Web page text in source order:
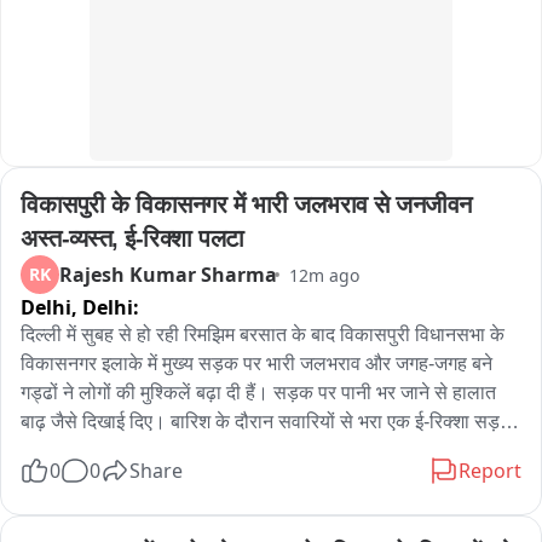
विकासपुरी के विकासनगर में भारी जलभराव से जनजीवन
अस्त-व्यस्त, ई-रिक्शा पलटा
RK Rajesh Kumar Sharma 12m ago
Delhi, Delhi:
दिल्ली में सुबह से हो रही रिमझिम बरसात के बाद विकासपुरी विधानसभा के
विकासनगर इलाके में मुख्य सड़क पर भारी जलभराव और जगह-जगह बने
गड्ढों ने लोगों की मुश्किलें बढ़ा दी हैं। सड़क पर पानी भर जाने से हालात
बाढ़ जैसे दिखाई दिए। बारिश के दौरान सवारियों से भरा एक ई-रिक्शा सड़क
को हल्की चोट लगी वहीं कई बाइक सवार भी जलभराव और खराब सड़क के
0 0 Share Report